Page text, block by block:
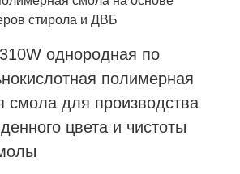
стирола и ДВБ
однородная по
полимерная
смола для производства
цвета и чистоты